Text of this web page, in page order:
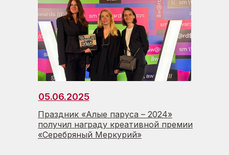
05.06.2025
Праздник «Алые паруса – 2024»
получил награду креативной премии
«Серебряный Меркурий»